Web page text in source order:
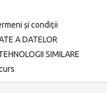
și condiții
A DATELOR
SIMILARE